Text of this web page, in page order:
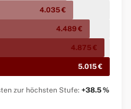
4.035 €
4.489 €
4.875 €
5.015 €
zur höchsten Stufe: +38.5 %